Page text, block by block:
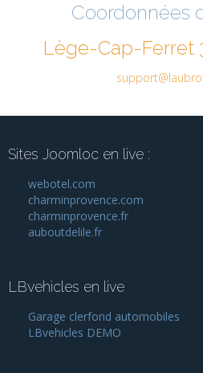
Coordonnées
Lège-Cap-Ferret
Sites Joomloc en live :
webotel.com
charminprovence.com
charminprovence.fr
auboutdelile.fr
LBvehicles en live
Garage clerfond automobiles
LBvehicles DEMO